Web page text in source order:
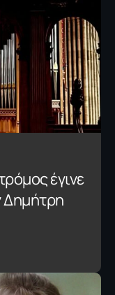
έγινε
Δημήτρη